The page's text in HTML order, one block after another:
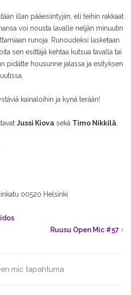
illan pääesiintyjiin, eli teihin rakkaat
voi nousta lavalle neljän minuutin
runoja. Runoudeksi lasketaan
sen esittäjä kehtaa kutsua tavalla tai
pidätte housunne jalassa ja esityksen
kainaloihin ja kynä terään!
Jussi Kiova sekä Timo Nikkilä.
00520 Helsinki
Ruusu Open Mic #57
mic tapahtuma